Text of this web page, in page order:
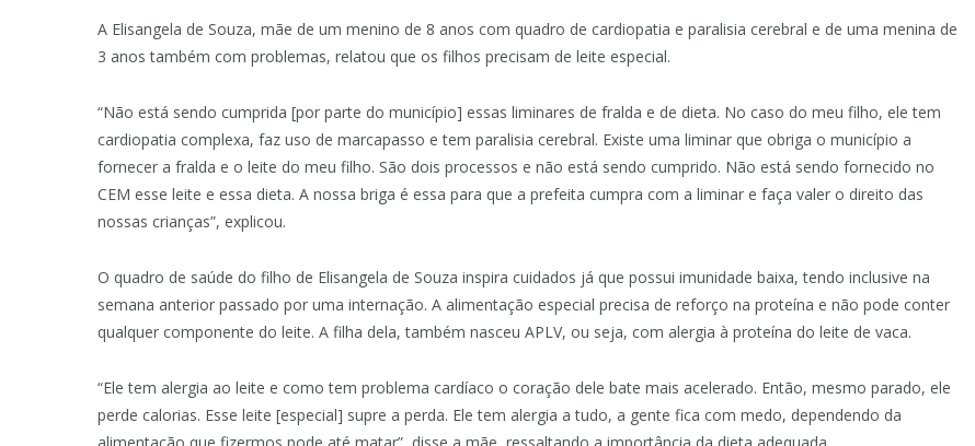
A Elisangela de Souza, mãe de um menino de 8 anos com quadro de cardiopatia e paralisia cerebral e de uma menina de
3 anos também com problemas, relatou que os filhos precisam de leite especial.
“Não está sendo cumprida [por parte do município] essas liminares de fralda e de dieta. No caso do meu filho, ele tem
cardiopatia complexa, faz uso de marcapasso e tem paralisia cerebral. Existe uma liminar que obriga o município a
fornecer a fralda e o leite do meu filho. São dois processos e não está sendo cumprido. Não está sendo fornecido no
CEM esse leite e essa dieta. A nossa briga é essa para que a prefeita cumpra com a liminar e faça valer o direito das
nossas crianças”, explicou.
O quadro de saúde do filho de Elisangela de Souza inspira cuidados já que possui imunidade baixa, tendo inclusive na
semana anterior passado por uma internação. A alimentação especial precisa de reforço na proteína e não pode conter
qualquer componente do leite. A filha dela, também nasceu APLV, ou seja, com alergia à proteína do leite de vaca.
“Ele tem alergia ao leite e como tem problema cardíaco o coração dele bate mais acelerado. Então, mesmo parado, ele
perde calorias. Esse leite [especial] supre a perda. Ele tem alergia a tudo, a gente fica com medo, dependendo da